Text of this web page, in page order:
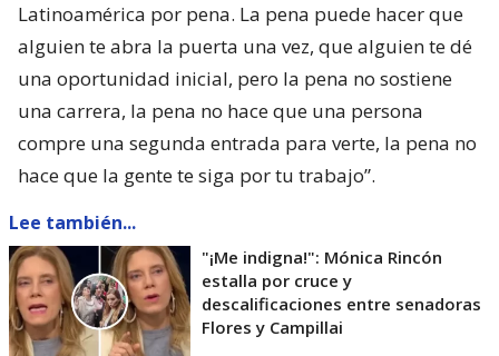
Latinoamérica por pena. La pena puede hacer que
alguien te abra la puerta una vez, que alguien te dé
una oportunidad inicial, pero la pena no sostiene
una carrera, la pena no hace que una persona
compre una segunda entrada para verte, la pena no
hace que la gente te siga por tu trabajo”.
Lee también...
"¡Me indigna!": Mónica Rincón
estalla por cruce y
descalificaciones entre senadoras
Flores y Campillai